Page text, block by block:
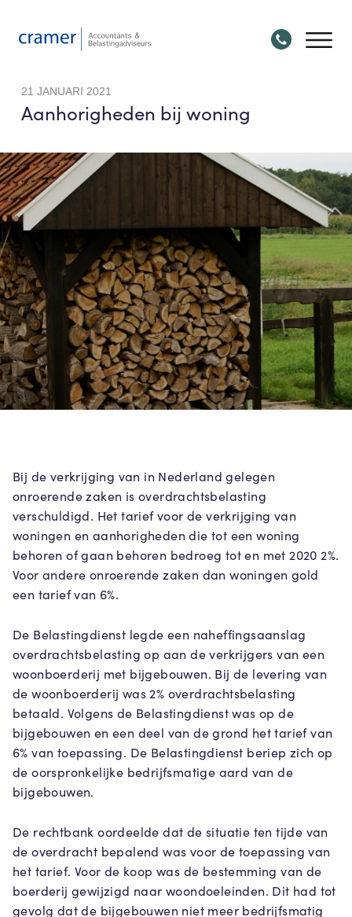
21 JANUARI 2021
Aanhorigheden bij woning
Bij de verkrijging van in Nederland gelegen
onroerende zaken is overdrachtsbelasting
verschuldigd. Het tarief voor de verkrijging van
woningen en aanhorigheden die tot een woning
behoren of gaan behoren bedroeg tot en met 2020 2%.
Voor andere onroerende zaken dan woningen gold
een tarief van 6%.
De Belastingdienst legde een naheffingsaanslag
overdrachtsbelasting op aan de verkrijgers van een
woonboerderij met bijgebouwen. Bij de levering van
de woonboerderij was 2% overdrachtsbelasting
betaald. Volgens de Belastingdienst was op de
bijgebouwen en een deel van de grond het tarief van
6% van toepassing. De Belastingdienst beriep zich op
de oorspronkelijke bedrijfsmatige aard van de
bijgebouwen.
De rechtbank oordeelde dat de situatie ten tijde van
de overdracht bepalend was voor de toepassing van
het tarief. Voor de koop was de bestemming van de
boerderij gewijzigd naar woondoeleinden. Dit had tot
gevolg dat de bijgebouwen niet meer bedrijfsmatig